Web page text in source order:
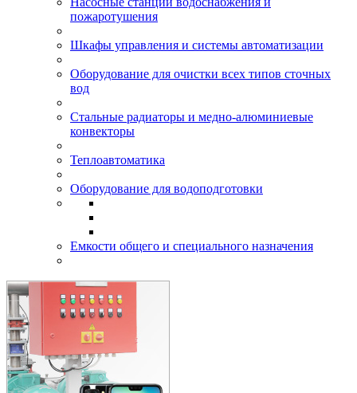
пожаротушения
Шкафы управления и системы автоматизации
Оборудование для очистки всех типов сточных
вод
Стальные радиаторы и медно-алюминиевые
конвекторы
Теплоавтоматика
Оборудование для водоподготовки
Емкости общего и специального назначения